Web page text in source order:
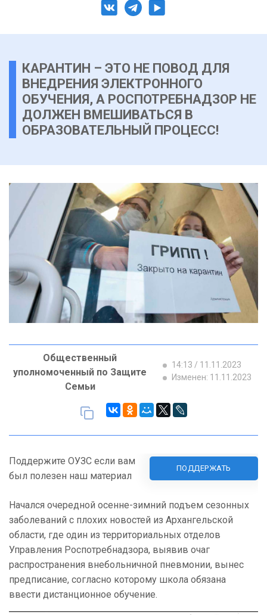
КАРАНТИН – ЭТО НЕ ПОВОД ДЛЯ
ВНЕДРЕНИЯ ЭЛЕКТРОННОГО
ОБУЧЕНИЯ, А РОСПОТРЕБНАДЗОР НЕ
ДОЛЖЕН ВМЕШИВАТЬСЯ В
ОБРАЗОВАТЕЛЬНЫЙ ПРОЦЕСС!
Общественный
уполномоченный по Защите
Семьи
14:13 / 11.11.2023
Изменен: 11.11.2023
Поддержите ОУЗС если вам
был полезен наш материал
ПОДДЕРЖАТЬ
Начался очередной осенне-зимний подъем сезонных
заболеваний с плохих новостей из Архангельской
области, где один из территориальных отделов
Управления Роспотребнадзора, выявив очаг
распространения внебольничной пневмонии, вынес
предписание, согласно которому школа обязана
ввести дистанционное обучение.